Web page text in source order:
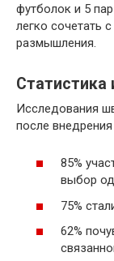
футболок и 5
легко сочетать
размышления.
Статистика
Исследования
после
85%
выбор
75%
62%